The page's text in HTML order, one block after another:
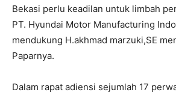
Bekasi perlu keadilan untuk limbah
PT. Hyundai Motor Manufacturing
mendukung H.akhmad marzuki,SE
Paparnya.
Dalam rapat adiensi sejumlah 17